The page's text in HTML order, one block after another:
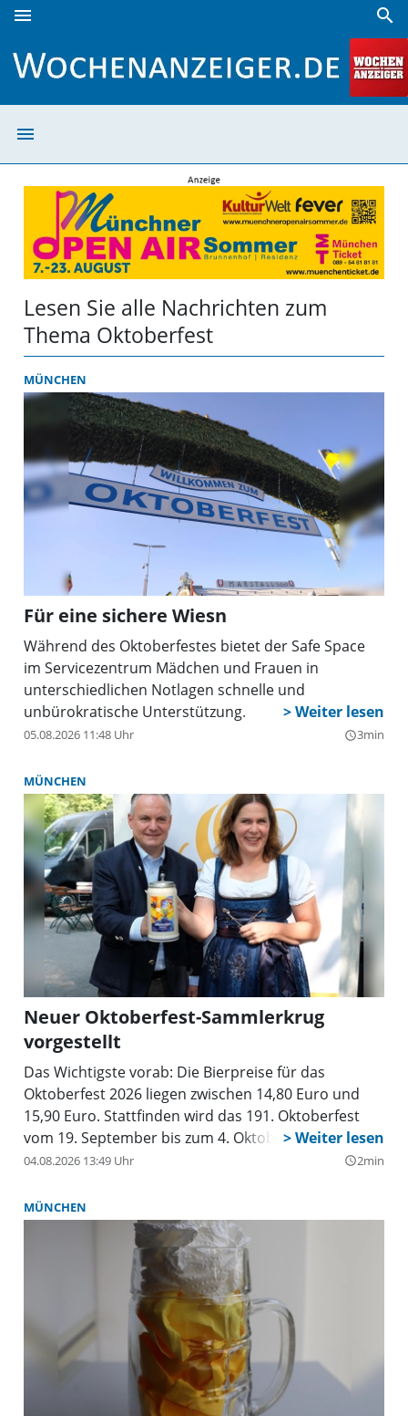
menu search
menu
Lesen Sie alle Nachrichten zum
Thema Oktoberfest
MÜNCHEN
Für eine sichere Wiesn
Während des Oktoberfestes bietet der Safe Space
im Servicezentrum Mädchen und Frauen in
unterschiedlichen Notlagen schnelle und
unbürokratische Unterstützung.
05.08.2026 11:48 Uhr query_builder3min
MÜNCHEN
Neuer Oktoberfest-Sammlerkrug
vorgestellt
Das Wichtigste vorab: Die Bierpreise für das
Oktoberfest 2026 liegen zwischen 14,80 Euro und
15,90 Euro. Stattfinden wird das 191. Oktoberfest
vom 19. September bis zum 4. Oktober.
04.08.2026 13:49 Uhr query_builder2min
MÜNCHEN